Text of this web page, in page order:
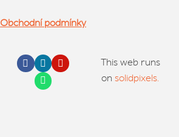
Obchodní podmínky
This web runs
onsolidpixels.